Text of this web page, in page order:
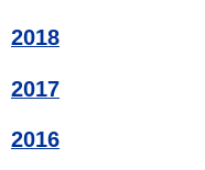
2018
2017
2016